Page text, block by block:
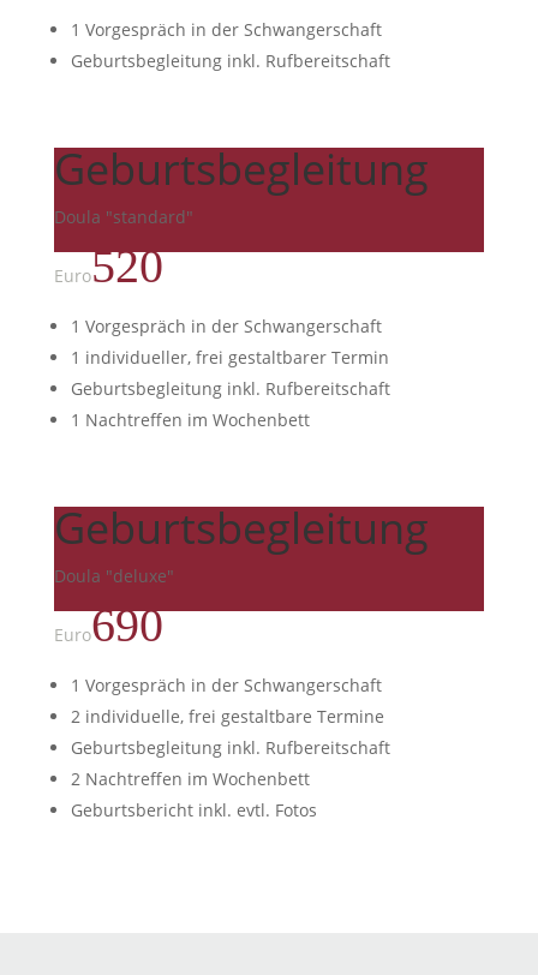
1 Vorgespräch in der Schwangerschaft
Geburtsbegleitung inkl. Rufbereitschaft
Geburtsbegleitung
Doula "standard"
Euro520
1 Vorgespräch in der Schwangerschaft
1 individueller, frei gestaltbarer Termin
Geburtsbegleitung inkl. Rufbereitschaft
1 Nachtreffen im Wochenbett
Geburtsbegleitung
Doula "deluxe"
Euro690
1 Vorgespräch in der Schwangerschaft
2 individuelle, frei gestaltbare Termine
Geburtsbegleitung inkl. Rufbereitschaft
2 Nachtreffen im Wochenbett
Geburtsbericht inkl. evtl. Fotos